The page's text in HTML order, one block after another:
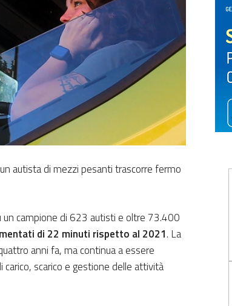
autista di mezzi pesanti trascorre fermo
un campione di 623 autisti e oltre 73.400
di 22 minuti rispetto al 2021. La
anni fa, ma continua a essere
scarico e gestione delle attività